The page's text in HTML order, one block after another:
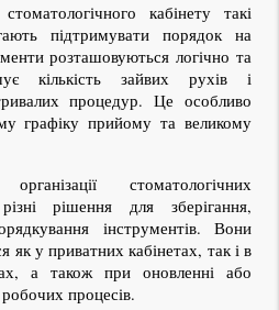
кабінету такі
підтримувати порядок на
розташовуються логічно та
кількість зайвих рухів і
процедур. Це особливо
графіку прийому та великому
стоматологічних
рішення для зберігання,
інструментів. Вони
як у приватних кабінетах, так і в
а також при оновленні або
процесів.